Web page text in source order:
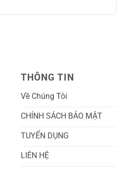
THÔNG TIN
Về Chúng Tôi
CHÍNH SÁCH BẢO MẬT
TUYỂN DỤNG
LIÊN HỆ